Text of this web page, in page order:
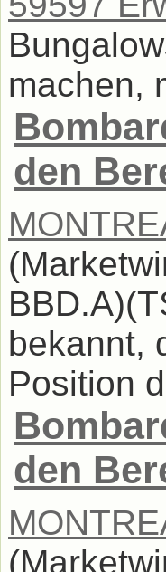
machen,
den
bekannt,
Position
den